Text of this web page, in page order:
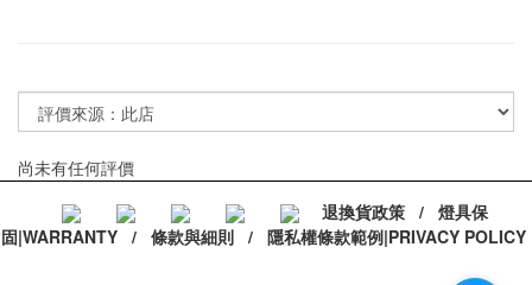
尚未有任何評價
退換貨政策 / 燈具保
固|WARRANTY / 條款與細則 / 隱私權條款範例|PRIVACY POLICY